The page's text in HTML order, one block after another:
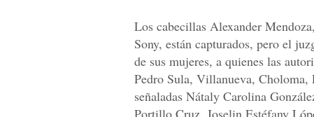
Los cabecillas Alexander
Sony, están capturados, pero el
de sus mujeres, a quienes las
Pedro Sula, Villanueva, Choloma,
señaladas Nátaly Carolina
Portillo Cruz, Joselin Estéfany